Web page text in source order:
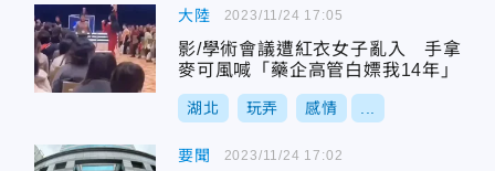
大陸
影/學術會議遭紅衣女子亂入 手拿
麥可風喊「藥企高管白嫖我14年」
湖北 玩弄 感情
2023/11/24 17:05
要聞 2023/11/24 17:02